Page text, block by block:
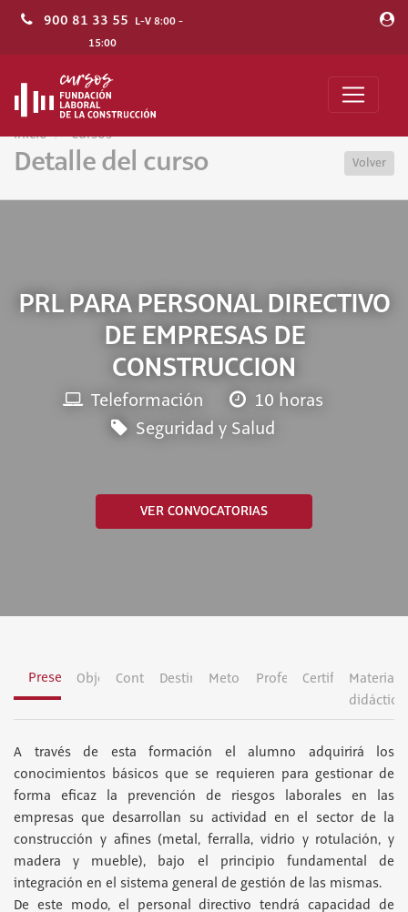
900 81 33 55 L-V 8:00 -
15:00
Inicio Cursos
Detalle del curso Volver
PRL PARA PERSONAL DIRECTIVO
DE EMPRESAS DE
CONSTRUCCION
Teleformación
10 horas
Seguridad y Salud
VER CONVOCATORIAS
PresentaciónObjetivosContenidosDestinatariosMetodologíaProfesoradoCertificación
Material
didáctico
A través de esta formación el alumno adquirirá los
conocimientos básicos que se requieren para gestionar de
forma eficaz la prevención de riesgos laborales en las
empresas que desarrollan su actividad en el sector de la
construcción y afines (metal, ferralla, vidrio y rotulación, y
madera y mueble), bajo el principio fundamental de
integración en el sistema general de gestión de las mismas.
De este modo, el personal directivo tendrá capacidad de